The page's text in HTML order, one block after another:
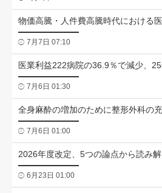
物価高騰・人件費高騰時代における
7月7日 07:10
医業利益222病院の36.9％で減少、
7月6日 01:30
全身麻酔の増加のために整形外科の
7月6日 01:00
2026年度改定、5つの論点から読み
6月23日 01:00